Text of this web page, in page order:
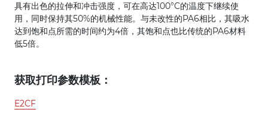
具有出色的拉伸和冲击强度，可在高达100°C的温度下继续使
用，同时保持其50%的机械性能。与未改性的PA6相比，其吸水
达到饱和点所需的时间约为4倍，其饱和点也比传统的PA6材料
低5倍。
获取打印参数模板：
E2CF